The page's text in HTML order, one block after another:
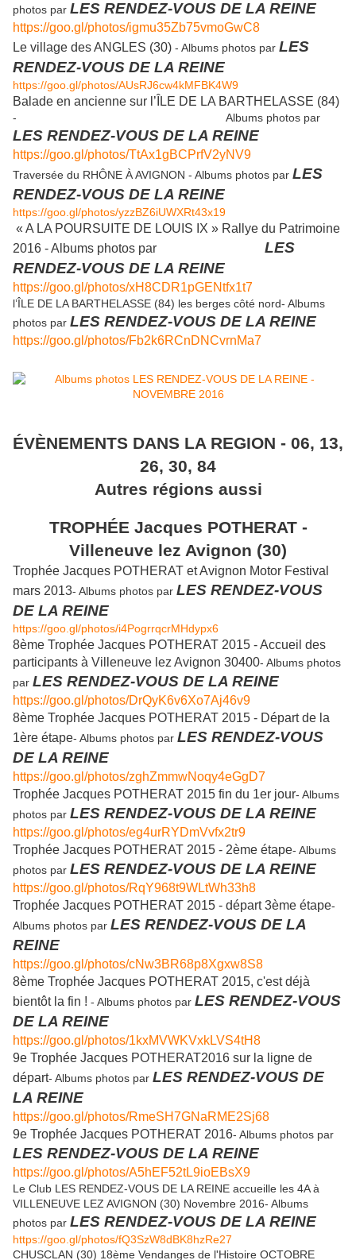
photos par LES RENDEZ-VOUS DE LA REINE
https://goo.gl/photos/igmu35Zb75vmoGwC8
Le village des ANGLES (30) - Albums photos par LES
RENDEZ-VOUS DE LA REINE
https://goo.gl/photos/AUsRJ6cw4kMFBK4W9
Balade en ancienne sur l’ÎLE DE LA BARTHELASSE (84)
- Albums photos par
LES RENDEZ-VOUS DE LA REINE
https://goo.gl/photos/TtAx1gBCPrfV2yNV9
Traversée du RHÔNE À AVIGNON - Albums photos par LES
RENDEZ-VOUS DE LA REINE
https://goo.gl/photos/yzzBZ6iUWXRt43x19
« A LA POURSUITE DE LOUIS IX » Rallye du Patrimoine
2016 - Albums photos par
LES
RENDEZ-VOUS DE LA REINE
https://goo.gl/photos/xH8CDR1pGENtfx1t7
l’ÎLE DE LA BARTHELASSE (84) les berges côté nord- Albums
photos par LES RENDEZ-VOUS DE LA REINE
https://goo.gl/photos/Fb2k6RCnDNCvrnMa7
ÉVÈNEMENTS DANS LA REGION - 06, 13,
26, 30, 84
Autres régions aussi
TROPHÉE Jacques POTHERAT -
Villeneuve lez Avignon (30)
Trophée Jacques POTHERAT et Avignon Motor Festival
mars 2013- Albums photos par LES RENDEZ-VOUS
DE LA REINE
https://goo.gl/photos/i4PogrrqcrMHdypx6
8ème Trophée Jacques POTHERAT 2015 - Accueil des
participants à Villeneuve lez Avignon 30400- Albums photos
par LES RENDEZ-VOUS DE LA REINE
https://goo.gl/photos/DrQyK6v6Xo7Aj46v9
8ème Trophée Jacques POTHERAT 2015 - Départ de la
1ère étape- Albums photos par LES RENDEZ-VOUS
DE LA REINE
https://goo.gl/photos/zghZmmwNoqy4eGgD7
Trophée Jacques POTHERAT 2015 fin du 1er jour- Albums
photos par LES RENDEZ-VOUS DE LA REINE
https://goo.gl/photos/eg4urRYDmVvfx2tr9
Trophée Jacques POTHERAT 2015 - 2ème étape- Albums
photos par LES RENDEZ-VOUS DE LA REINE
https://goo.gl/photos/RqY968t9WLtWh33h8
Trophée Jacques POTHERAT 2015 - départ 3ème étape-
Albums photos par LES RENDEZ-VOUS DE LA
REINE
https://goo.gl/photos/cNw3BR68p8Xgxw8S8
8ème Trophée Jacques POTHERAT 2015, c'est déjà
bientôt la fin ! - Albums photos par LES RENDEZ-VOUS
DE LA REINE
https://goo.gl/photos/1kxMVWKVxkLVS4tH8
9e Trophée Jacques POTHERAT2016 sur la ligne de
départ- Albums photos par LES RENDEZ-VOUS DE
LA REINE
https://goo.gl/photos/RmeSH7GNaRME2Sj68
9e Trophée Jacques POTHERAT 2016- Albums photos par
LES RENDEZ-VOUS DE LA REINE
https://goo.gl/photos/A5hEF52tL9ioEBsX9
Le Club LES RENDEZ-VOUS DE LA REINE accueille les 4A à
VILLENEUVE LEZ AVIGNON (30) Novembre 2016- Albums
photos par LES RENDEZ-VOUS DE LA REINE
https://goo.gl/photos/fQ3SzW8dBK8hzRe27
CHUSCLAN (30) 18ème Vendanges de l'Histoire OCTOBRE